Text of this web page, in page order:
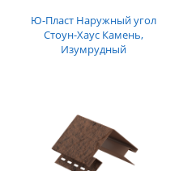
Ю-Пласт Наружный угол
Стоун-Хаус Камень,
Изумрудный